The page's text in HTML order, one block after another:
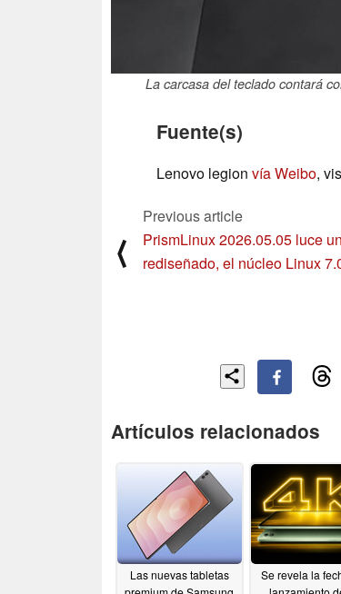
La carcasa del teclado contará
Fuente(s)
Lenovo legion vía Weibo,
⟨
Previous article
PrismLinux 2026.05.05 luce
rediseñado, el núcleo Linux
Artículos relacionados
Las nuevas tabletas
Se revela la